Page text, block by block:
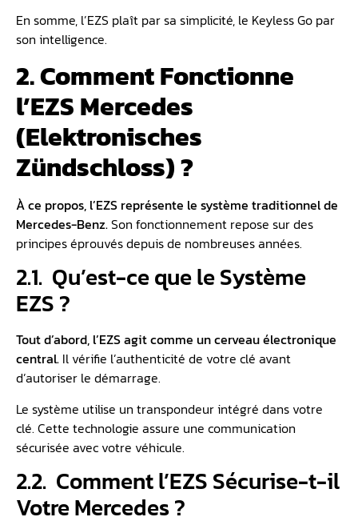
En somme, l’EZS plaît par sa simplicité, le Keyless Go par
son intelligence.
2. Comment Fonctionne
l’EZS Mercedes
(Elektronisches
Zündschloss) ?
À ce propos, l’EZS représente le système traditionnel de
Mercedes-Benz.Son fonctionnement repose sur des
principes éprouvés depuis de nombreuses années.
2.1. ️ Qu’est-ce que le Système
EZS ?
Tout d’abord, l’EZS agit comme un cerveau électronique
central. Il vérifie l’authenticité de votre clé avant
d’autoriser le démarrage.
Le système utilise un transpondeur intégré dans votre
clé. Cette technologie assure une communication
sécurisée avec votre véhicule.
2.2. ️ Comment l’EZS Sécurise-t-il
Votre Mercedes ?